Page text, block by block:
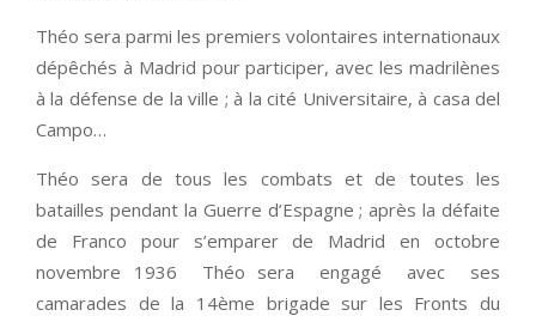
Théo sera parmi les premiers volontaires internationaux
dépêchés à Madrid pour participer, avec les madrilènes
à la défense de la ville ; à la cité Universitaire, à casa del
Campo…
Théo sera de tous les combats et de toutes les
batailles pendant la Guerre d’Espagne ; après la défaite
de Franco pour s’emparer de Madrid en octobre
novembre 1936 Théo sera engagé avec ses
camarades de la 14ème brigade sur les Fronts du